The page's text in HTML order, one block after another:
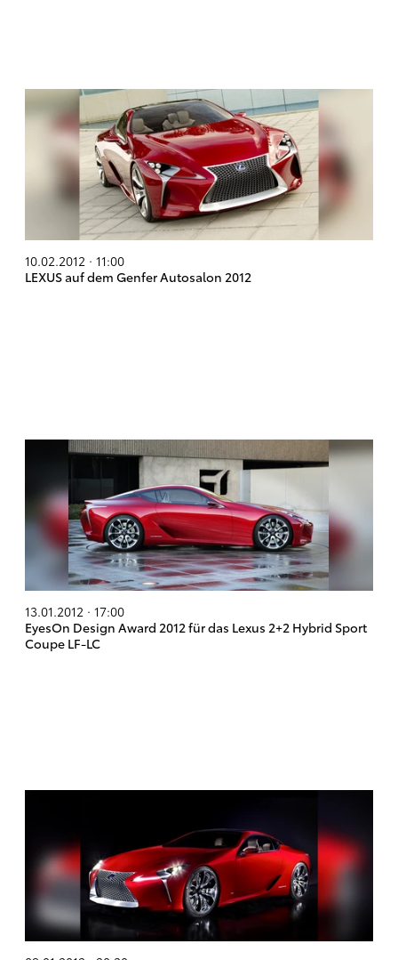
10.02.2012 · 11:00
LEXUS auf dem Genfer Autosalon 2012
13.01.2012 · 17:00
EyesOn Design Award 2012 für das Lexus 2+2 Hybrid Sport
Coupe LF-LC